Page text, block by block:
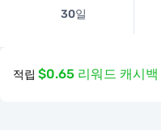
30일
적립 $0.65 리워드 캐시백